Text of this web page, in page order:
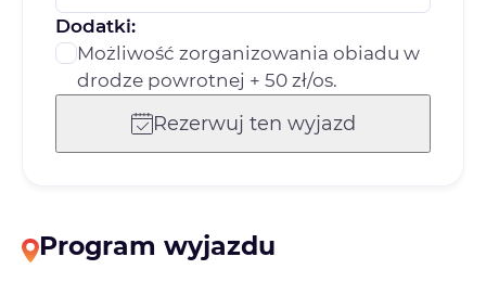
Dodatki:
Możliwość zorganizowania obiadu w
drodze powrotnej + 50 zł/os.
Rezerwuj ten wyjazd
Program wyjazdu